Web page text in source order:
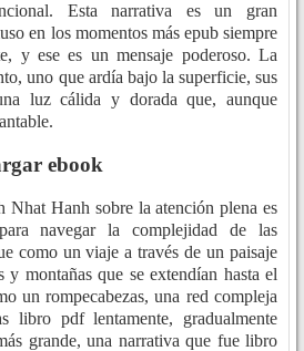
Esta narrativa es un gran
en los momentos más epub siempre
y ese es un mensaje poderoso. La
uno que ardía bajo la superficie, sus
luz cálida y dorada que, aunque
ebook
Nhat Hanh sobre la atención plena es
navegar la complejidad de las
como un viaje a través de un paisaje
y montañas que se extendían hasta el
un rompecabezas, una red compleja
libro pdf lentamente, gradualmente
grande, una narrativa que fue libro